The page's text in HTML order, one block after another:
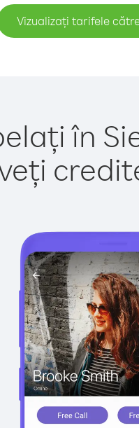
Vizualizați tarifele
în